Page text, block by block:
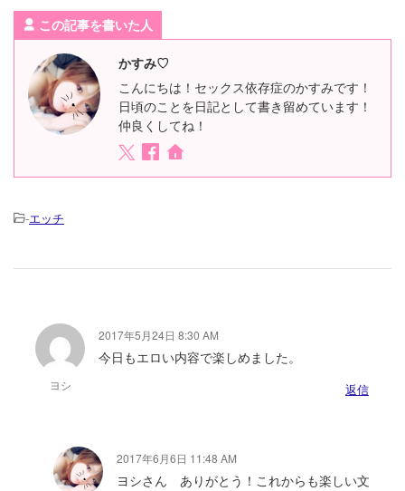
この記事を書いた人
かすみ♡
こんにちは！セックス依存症のかすみです！
日頃のことを日記として書き留めています！
仲良くしてね！
-エッチ
ヨシ
2017年5月24日 8:30 AM
今日もエロい内容で楽しめました。
返信
2017年6月6日 11:48 AM
ヨシさん ありがとう！これからも楽しい文